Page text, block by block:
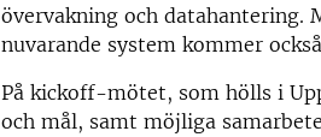
övervakning och datahantering.
nuvarande system kommer
På kickoff-mötet, som hölls i
och mål, samt möjliga